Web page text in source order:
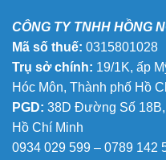
CÔNG TY TNHH HỒNG
Mã số thuế: 0315801028
Trụ sở chính: 19/1K, ấp
Hóc Môn, Thành phố Hồ
PGD: 38D Đường Số
Hồ Chí Minh
0934 029 599 – 0789 142